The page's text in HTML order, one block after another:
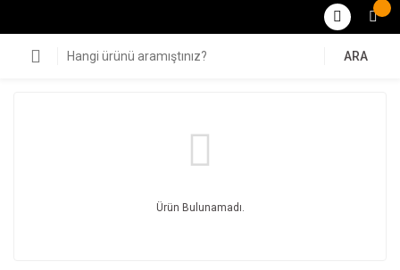
ARA
Ürün Bulunamadı.